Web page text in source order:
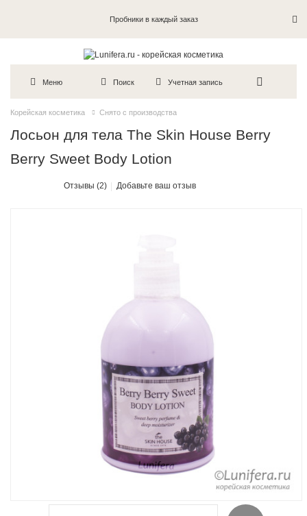
Пробники в каждый заказ
Меню Поиск Учетная запись
Корейская косметика Снято с производства
Лосьон для тела The Skin House Berry
Berry Sweet Body Lotion
Отзывы (2) Добавьте ваш отзыв